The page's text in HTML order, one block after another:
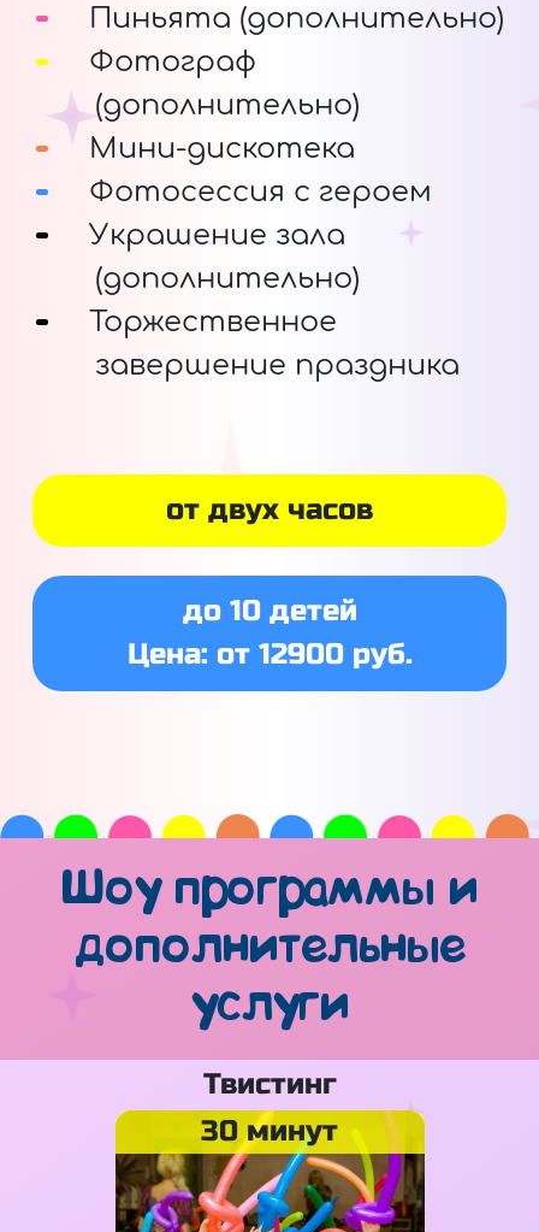
Пиньята (дополнительно)
Фотограф
(дополнительно)
Мини-дискотека
Фотосессия с героем
Украшение зала
(дополнительно)
Торжественное
завершение праздника
от двух часов
до 10 детей
Цена: от 12900 руб.
Шоу программы и
дополнительные
услуги
Твистинг
30 минут